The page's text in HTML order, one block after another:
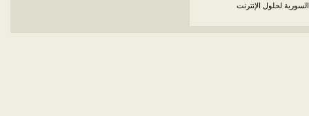
السورية لحلول الإنترنت